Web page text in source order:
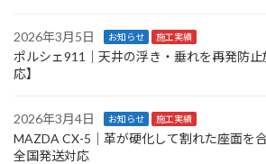
2026年3月5日 お知らせ 施工実績
ポルシェ911｜天井の浮き・垂れを再発防
応】
2026年3月4日 お知らせ 施工実績
MAZDA CX-5｜革が硬化して割れた座面を
全国発送対応